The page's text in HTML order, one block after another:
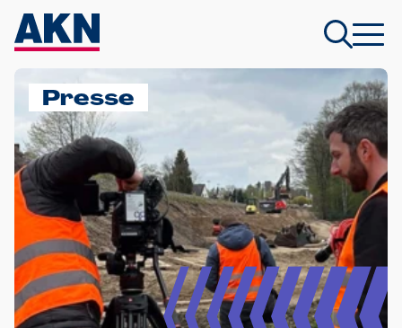
Presse